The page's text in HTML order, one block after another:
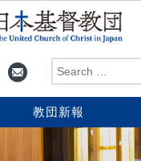
教団新報